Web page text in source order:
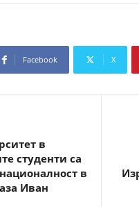
Facebook X
в
студенти са
в
Иван